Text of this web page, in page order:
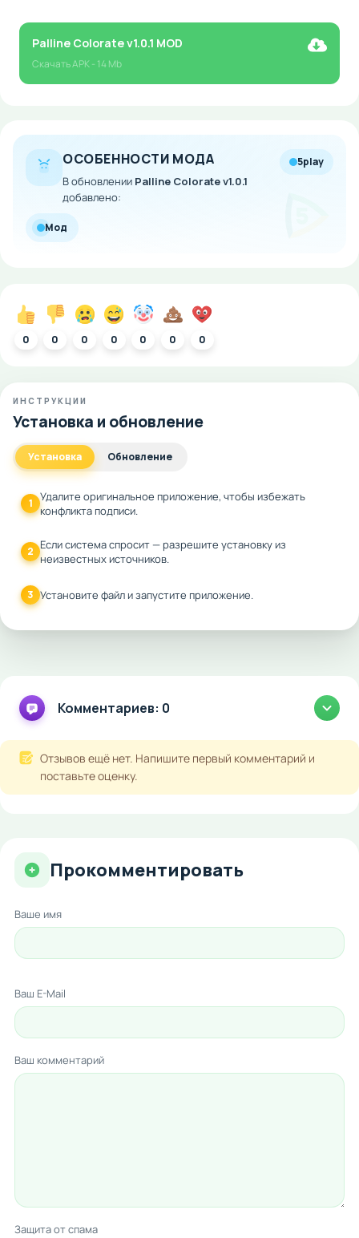
Palline Colorate v1.0.1 MOD
СкачатьAPK- 14 Mb
ОСОБЕННОСТИ МОДА
В обновлении Palline Colorate v1.0.1
добавлено:
5play
Мод
0 0 0 0 0 0 0
ИНСТРУКЦИИ
Установка и обновление
Установка Обновление
1 Удалите оригинальное приложение, чтобы избежать
конфликта подписи.
2 Если система спросит — разрешите установку из
неизвестных источников.
3 Установите файл и запустите приложение.
Комментариев: 0
Отзывов ещё нет. Напишите первый комментарий и
поставьте оценку.
Прокомментировать
Ваше имя
Ваш E-Mail
Ваш комментарий
Защита от спама